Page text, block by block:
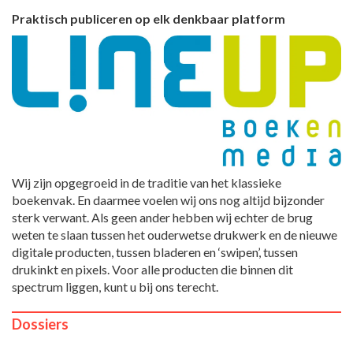
Praktisch publiceren op elk denkbaar platform
Wij zijn opgegroeid in de traditie van het klassieke
boekenvak. En daarmee voelen wij ons nog altijd bijzonder
sterk verwant. Als geen ander hebben wij echter de brug
weten te slaan tussen het ouderwetse drukwerk en de nieuwe
digitale producten, tussen bladeren en ‘swipen’, tussen
drukinkt en pixels. Voor alle producten die binnen dit
spectrum liggen, kunt u bij ons terecht.
Dossiers